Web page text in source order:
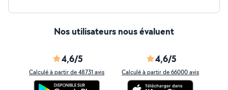
Nos utilisateurs nous évaluent
4,6/5
Calculé à partir de 48731 avis
4,6/5
Calculé à partir de 66000 avis